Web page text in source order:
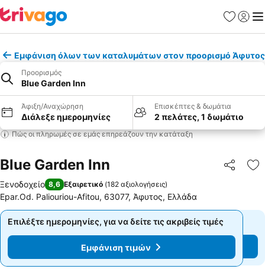
Εμφάνιση όλων των καταλυμάτων στον προορισμό Άφυτος
Προορισμός
Blue Garden Inn
Άφιξη/Αναχώρηση
Διάλεξε ημερομηνίες
Επισκέπτες & δωμάτια
2 πελάτες, 1 δωμάτιο
Πώς οι πληρωμές σε εμάς επηρεάζουν την κατάταξη
Blue Garden Inn
Ξενοδοχείο 8,6 Εξαιρετικό (182 αξιολογήσεις)
Epar.Od. Paliouriou-Afitou, 63077, Άφυτος, Ελλάδα
Επιλέξτε ημερομηνίες, για να δείτε τις ακριβείς τιμές
Εμφάνιση τιμών
Επιλέξτε ημερομηνίες, για να δείτε τις ακριβείς τιμές
Εμφάνιση τιμών